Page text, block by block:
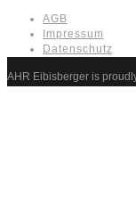
AGB
Impressum
Datenschutz
AHR Eibisberger is